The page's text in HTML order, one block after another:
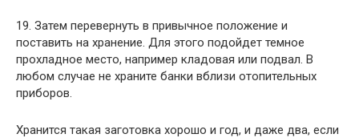
19. Затем перевернуть в привычное положение и
поставить на хранение. Для этого подойдет темное
прохладное место, например кладовая или подвал. В
любом случае не храните банки вблизи отопительных
приборов.
Хранится такая заготовка хорошо и год, и даже два, если